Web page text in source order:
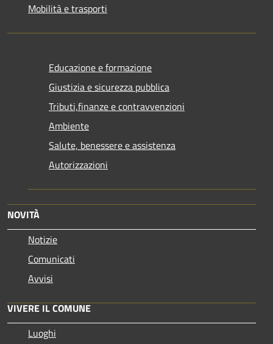
Mobilità e trasporti
Educazione e formazione
Giustizia e sicurezza pubblica
Tributi,finanze e contravvenzioni
Ambiente
Salute, benessere e assistenza
Autorizzazioni
NOVITÀ
Notizie
Comunicati
Avvisi
VIVERE IL COMUNE
Luoghi